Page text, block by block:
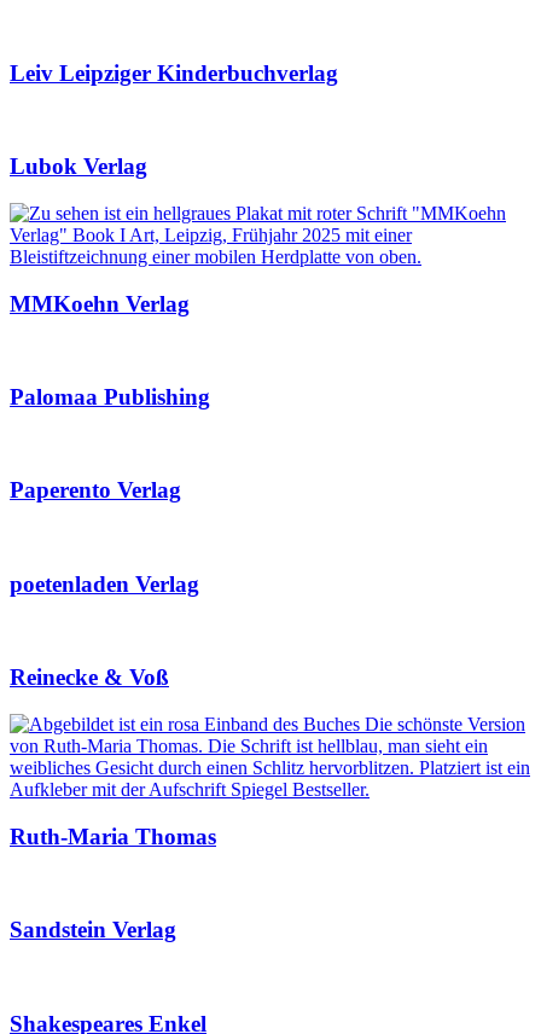
Leiv Leipziger Kinderbuchverlag
Lubok Verlag
MMKoehn Verlag
Palomaa Publishing
Paperento Verlag
poetenladen Verlag
Reinecke & Voß
Ruth-Maria Thomas
Sandstein Verlag
Shakespeares Enkel